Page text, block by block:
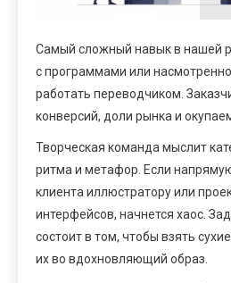
Самый сложный навык в нашей
с программами или
работать переводчиком.
конверсий, доли рынка и
Творческая команда мыслит
ритма и метафор. Если
клиента иллюстратору или
интерфейсов, начнется хаос.
состоит в том, чтобы взять
их во вдохновляющий образ.